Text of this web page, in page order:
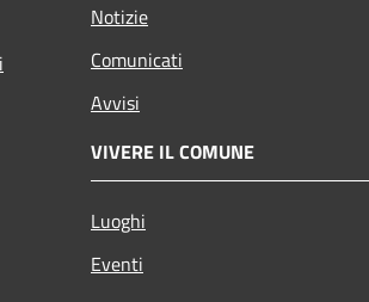
Notizie
Comunicati
Avvisi
VIVERE IL COMUNE
Luoghi
Eventi